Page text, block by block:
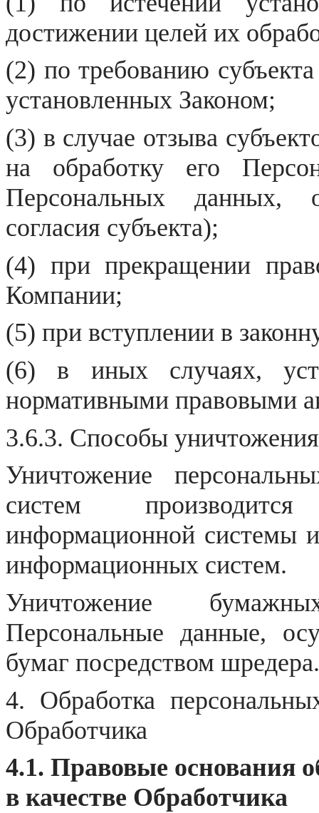
достижении целей их
(2) по требованию
установленных Законом;
(3) в случае отзыва
на обработку его
Персональных данных,
согласия субъекта);
(4) при прекращении
Компании;
(5) при вступлении в
(6) в иных случаях,
нормативными правовыми
3.6.3. Способы
Уничтожение
систем
информационной системы
информационных систем.
Уничтожение
Персональные данные,
бумаг посредством шредера.
4. Обработка
Обработчика
4.1. Правовые основания
в качестве Обработчика